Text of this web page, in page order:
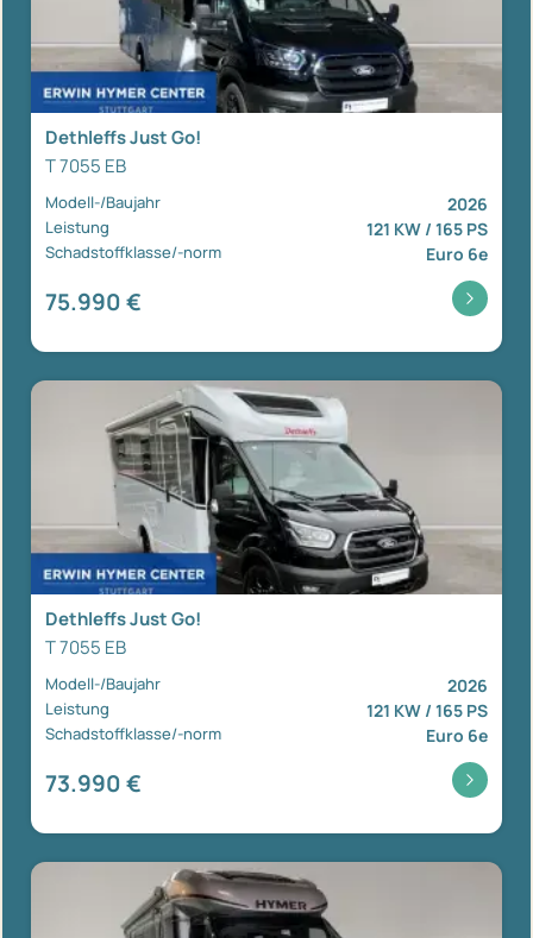
Dethleffs Just Go!
T 7055 EB
Modell-/Baujahr 2026
Leistung 121 KW / 165 PS
Schadstoffklasse/-norm Euro 6e
75.990 €
Dethleffs Just Go!
T 7055 EB
Modell-/Baujahr 2026
Leistung 121 KW / 165 PS
Schadstoffklasse/-norm Euro 6e
73.990 €